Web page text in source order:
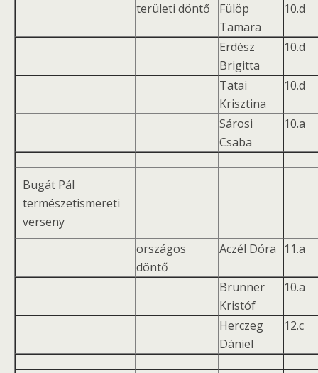
területi döntő
Fülöp
Tamara
10.d
Erdész
Brigitta
10.d
Tatai
Krisztina
10.d
Sárosi
Csaba
10.a
Bugát Pál
természetismereti
verseny
országos
döntő
Aczél Dóra 11.a
Brunner
Kristóf
10.a
Herczeg
Dániel
12.c